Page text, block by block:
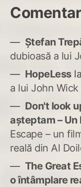
Ștefan
dubioasă a lui
HopeLessla
a lui John Wick
Don't look
așteptam – Un
Escape – un
reală din Al
The Great
o întâmplare